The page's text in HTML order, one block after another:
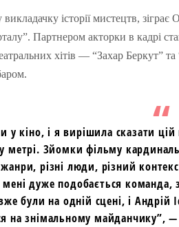
історії мистецтв,
Партнером акторки в кадрі
хітів — “Захар Беркут”
у кіно, і я вирішила сказати
метрі. Зйомки фільму
жанри, різні люди, різний
дуже подобається
були на одній сцені, і Андрій
на знімальному майданчику”,